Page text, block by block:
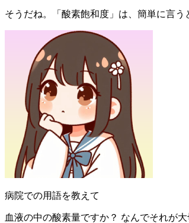
そうだね。「酸素飽和度」は、簡単に言
病院での用語を教えて
血液の中の酸素量ですか？ なんでそれが大